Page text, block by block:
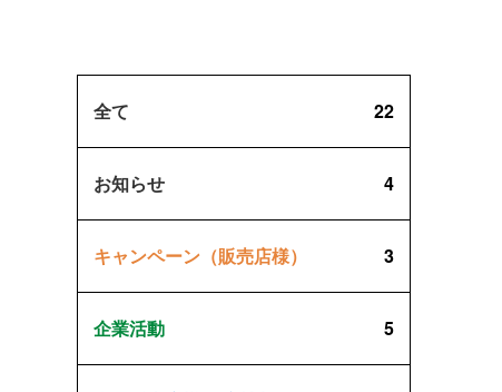
全て 22
お知らせ 4
キャンペーン（販売店様） 3
企業活動 5